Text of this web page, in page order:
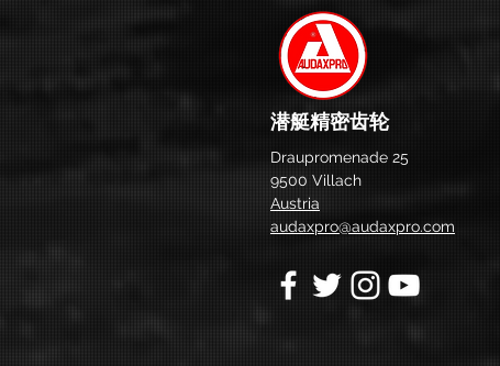
潜艇精密齿轮
Draupromenade 25
9500 Villach
Austria
audaxpro@audaxpro.com